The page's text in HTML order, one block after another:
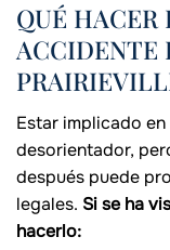
QUÉ HACER
ACCIDENTE
Estar implicado
desorientador,
después puede
legales. Si se ha
hacerlo: